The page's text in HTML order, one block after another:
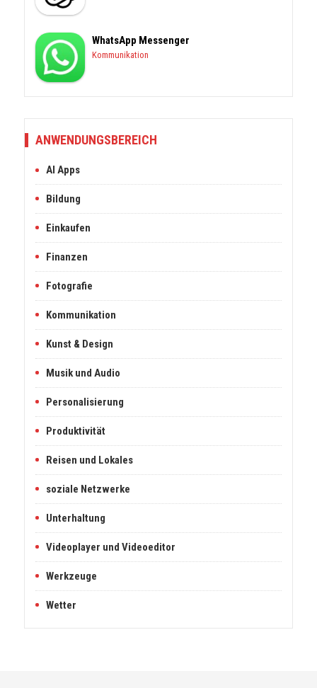
WhatsApp Messenger
Kommunikation
ANWENDUNGSBEREICH
AI Apps
Bildung
Einkaufen
Finanzen
Fotografie
Kommunikation
Kunst & Design
Musik und Audio
Personalisierung
Produktivität
Reisen und Lokales
soziale Netzwerke
Unterhaltung
Videoplayer und Videoeditor
Werkzeuge
Wetter